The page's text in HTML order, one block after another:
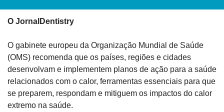
O JornalDentistry
O gabinete europeu da Organização Mundial de Saúde
(OMS) recomenda que os países, regiões e cidades
desenvolvam e implementem planos de ação para a saúde
relacionados com o calor, ferramentas essenciais para que
se preparem, respondam e mitiguem os impactos do calor
extremo na saúde.